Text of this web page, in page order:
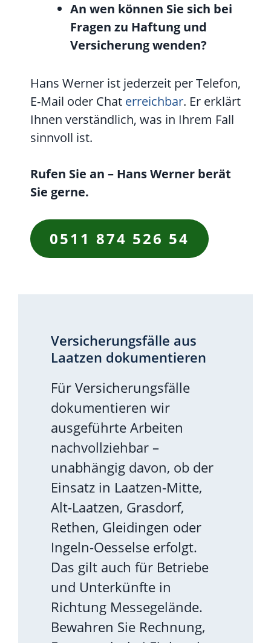
An wen können Sie sich bei
Fragen zu Haftung und
Versicherung wenden?
Hans Werner ist jederzeit per Telefon,
E-Mail oder Chat erreichbar. Er erklärt
Ihnen verständlich, was in Ihrem Fall
sinnvoll ist.
Rufen Sie an – Hans Werner berät
Sie gerne.
0511 874 526 54
Versicherungsfälle aus
Laatzen dokumentieren
Für Versicherungsfälle
dokumentieren wir
ausgeführte Arbeiten
nachvollziehbar –
unabhängig davon, ob der
Einsatz in Laatzen-Mitte,
Alt-Laatzen, Grasdorf,
Rethen, Gleidingen oder
Ingeln-Oesselse erfolgt.
Das gilt auch für Betriebe
und Unterkünfte in
Richtung Messegelände.
Bewahren Sie Rechnung,